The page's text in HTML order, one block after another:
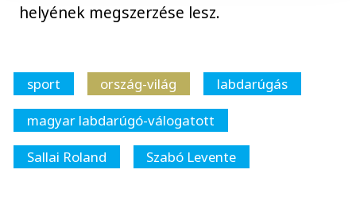
helyének megszerzése lesz.
sport ország-világ
labdarúgás
magyar labdarúgó-válogatott
Sallai Roland
Szabó Levente